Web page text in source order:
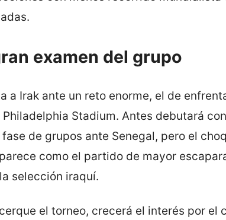
examen del grupo
a Irak ante un reto enorme, el de
Stadium. Antes debutará
de grupos ante Senegal, pero el
como el partido de mayor
selección iraquí.
el torneo, crecerá el interés por el